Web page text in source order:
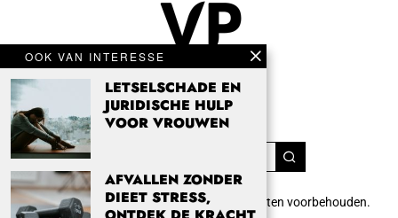
OOK VAN INTERESSE
LETSELSCHADE EN
JURIDISCHE HULP
VOOR VROUWEN
AFVALLEN ZONDER
DIEET STRESS,
Copyright 2024 Vrouwenpassie.nl. Alle rechten voorbehouden.